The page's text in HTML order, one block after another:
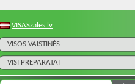
VISASzāles.lv
VISOS VAISTINĖS
VISI PREPARATAI